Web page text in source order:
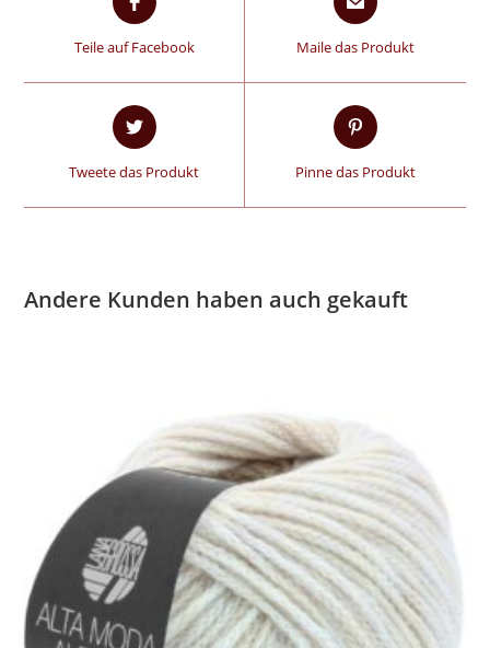
Teile auf Facebook Maile das Produkt
Tweete das Produkt Pinne das Produkt
Andere Kunden haben auch gekauft